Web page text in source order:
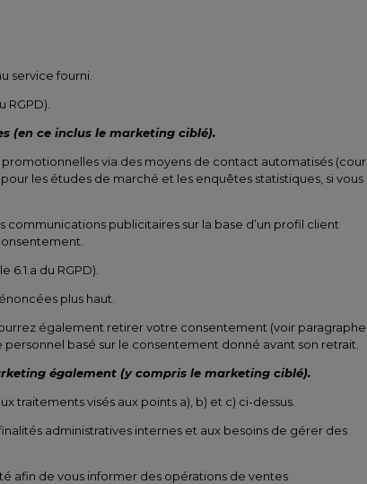
service fourni.
(en ce inclus le marketing ciblé).
via des moyens de contact automatisés
les études de marché et les enquêtes statistiques, si vous
publicitaires sur la base d’un profil client
du RGPD).
plus haut.
également retirer votre consentement (voir paragraphe
basé sur le consentement donné avant son retrait.
également (y compris le marketing ciblé).
visés aux points a), b) et c) ci-dessus.
administratives internes et aux besoins de gérer des
afin de vous informer des opérations de ventes